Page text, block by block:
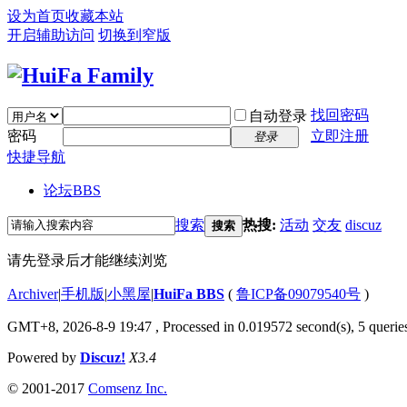
设为首页收藏本站
开启辅助访问 切换到窄版
自动登录 找回密码
密码
登录
立即注册
快捷导航
论坛BBS
搜索 搜索 热搜: 活动 交友 discuz
请先登录后才能继续浏览
Archiver|手机版|小黑屋|HuiFa BBS ( 鲁ICP备09079540号 )
GMT+8, 2026-8-9 19:47 , Processed in 0.019572 second(s), 5
Powered by Discuz! X3.4
© 2001-2017 Comsenz Inc.